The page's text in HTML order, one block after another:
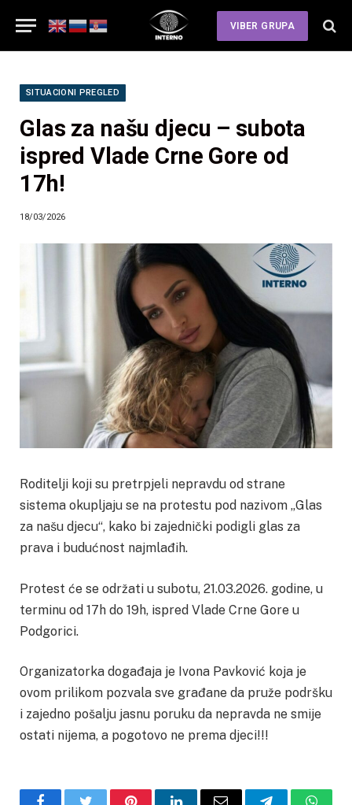
VIBER GRUPA
SITUACIONI PREGLED
Glas za našu djecu – subota
ispred Vlade Crne Gore od
17h!
18/03/2026
Roditelji koji su pretrpjeli nepravdu od strane
sistema okupljaju se na protestu pod nazivom „Glas
za našu djecu“, kako bi zajednički podigli glas za
prava i budućnost najmlađih.
Protest će se održati u subotu, 21.03.2026. godine, u
terminu od 17h do 19h, ispred Vlade Crne Gore u
Podgorici.
Organizatorka događaja je Ivona Pavković koja je
ovom prilikom pozvala sve građane da pruže podršku
i zajedno pošalju jasnu poruku da nepravda ne smije
ostati nijema, a pogotovo ne prema djeci!!!